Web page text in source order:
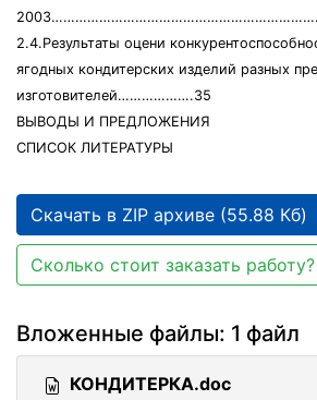
2.4.Результаты оцени
ягодных кондитерских изделий разных
изготовителей……………….35
ВЫВОДЫ И ПРЕДЛОЖЕНИЯ
СПИСОК ЛИТЕРАТУРЫ
Скачать в ZIP архиве (55.88 Кб)
Сколько стоит заказать работу?
Вложенные файлы: 1 файл
КОНДИТЕРКА.doc